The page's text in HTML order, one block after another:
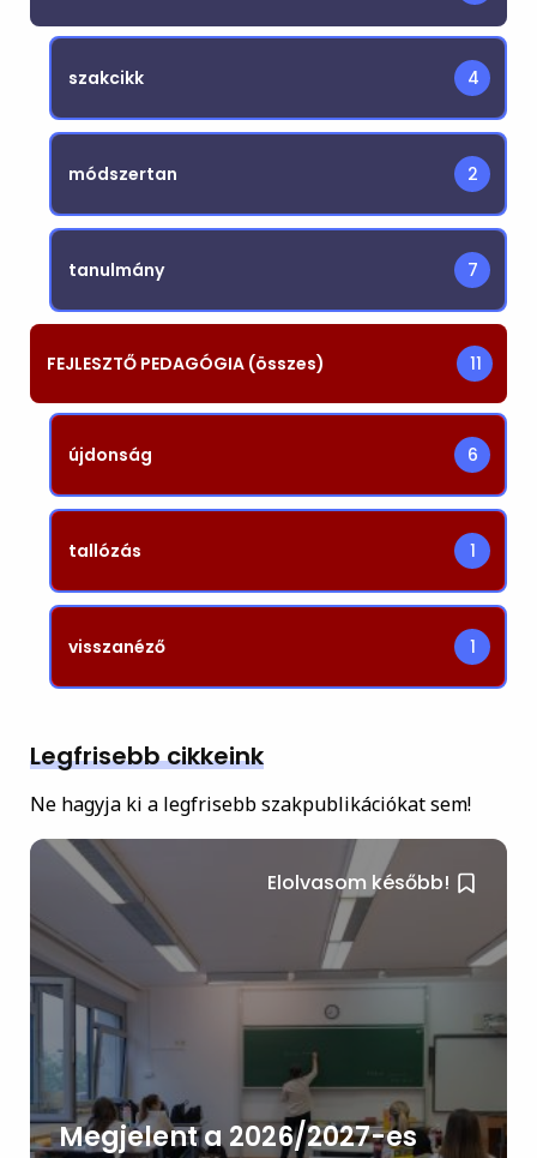
szakcikk 4
módszertan 2
tanulmány 7
FEJLESZTŐ PEDAGÓGIA (összes) 11
újdonság 6
tallózás 1
visszanéző 1
Legfrisebb cikkeink
Ne hagyja ki a legfrisebb szakpublikációkat sem!
Elolvasom később!
Megjelent a 2026/2027-es